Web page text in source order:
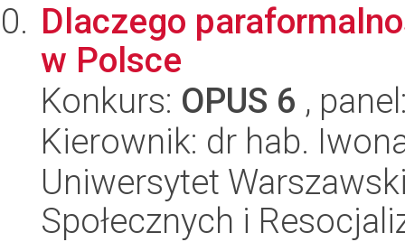
Dlaczego
w Polsce
Konkurs: OPUS 6 ,
Kierownik: dr hab.
Uniwersytet
Społecznych i